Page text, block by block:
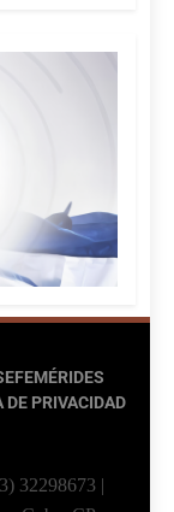
EFEMÉRIDES
DE PRIVACIDAD
32298673 |